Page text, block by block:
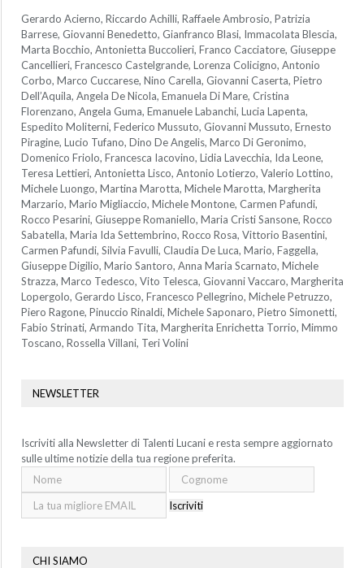
Gerardo Acierno, Riccardo Achilli, Raffaele Ambrosio, Patrizia
Barrese, Giovanni Benedetto, Gianfranco Blasi, Immacolata Blescia,
Marta Bocchio, Antonietta Buccolieri, Franco Cacciatore, Giuseppe
Cancellieri, Francesco Castelgrande, Lorenza Colicigno, Antonio
Corbo, Marco Cuccarese, Nino Carella, Giovanni Caserta, Pietro
Dell’Aquila, Angela De Nicola, Emanuela Di Mare, Cristina
Florenzano, Angela Guma, Emanuele Labanchi, Lucia Lapenta,
Espedito Moliterni, Federico Mussuto, Giovanni Mussuto, Ernesto
Piragine, Lucio Tufano, Dino De Angelis, Marco Di Geronimo,
Domenico Friolo, Francesca Iacovino, Lidia Lavecchia, Ida Leone,
Teresa Lettieri, Antonietta Lisco, Antonio Lotierzo, Valerio Lottino,
Michele Luongo, Martina Marotta, Michele Marotta, Margherita
Marzario, Mario Migliaccio, Michele Montone, Carmen Pafundi,
Rocco Pesarini, Giuseppe Romaniello, Maria Cristi Sansone, Rocco
Sabatella, Maria Ida Settembrino, Rocco Rosa, Vittorio Basentini,
Carmen Pafundi, Silvia Favulli, Claudia De Luca, Mario, Faggella,
Giuseppe Digilio, Mario Santoro, Anna Maria Scarnato, Michele
Strazza, Marco Tedesco, Vito Telesca, Giovanni Vaccaro, Margherita
Lopergolo, Gerardo Lisco, Francesco Pellegrino, Michele Petruzzo,
Piero Ragone, Pinuccio Rinaldi, Michele Saponaro, Pietro Simonetti,
Fabio Strinati, Armando Tita, Margherita Enrichetta Torrio, Mimmo
Toscano, Rossella Villani, Teri Volini
NEWSLETTER
Iscriviti alla Newsletter di Talenti Lucani e resta sempre aggiornato
sulle ultime notizie della tua regione preferita.
Iscriviti
CHI SIAMO